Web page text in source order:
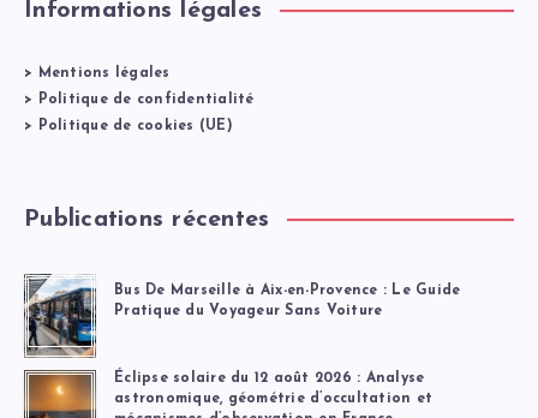
Informations légales
>
Mentions légales
>
Politique de confidentialité
>
Politique de cookies (UE)
Publications récentes
Bus De Marseille à Aix-en-Provence : Le Guide
Pratique du Voyageur Sans Voiture
Éclipse solaire du 12 août 2026 : Analyse
astronomique, géométrie d’occultation et